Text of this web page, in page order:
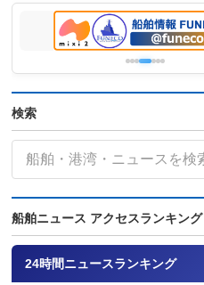
検索
船舶ニュース アクセスランキング
24時間ニュースランキング